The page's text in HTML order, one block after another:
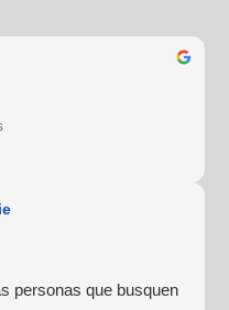
personas que busquen